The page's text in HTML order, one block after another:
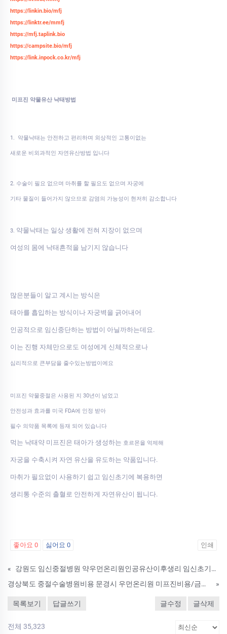
https://linkin.bio/mfj
https://linktr.ee/mmfj
https://mfj.taplink.bio
https://campsite.bio/mfj
https://link.inpock.co.kr/mfj
미프진 약물유산 낙태방법
1. 약물낙태는 안전하고 편리하며 외상적인 고통이없는
새로운 비외과적인 자연유산방법 입니다
2. 수술이 필요 없으며 마취를 할 필요도 없으며 자궁에
기타 물질이 들어가지 않으므로 감염의 가능성이 현저히 감소합니다
3. 약물낙태는 일상 생활에 전혀 지장이 없으며
여성의 몸에 낙태흔적을 남기지 않습니다
많은분들이 알고 계시는 방식은
태아를 흡입하는 방식이나 자궁벽을 긁어내어
인공적으로 임신중단하는 방법이 아닐까하는데요.
이는 진행 자체만으로도 여성에게 신체적으로나
심리적으로 큰부담을 줄수있는방법이에요
미프진 약물중절은 사용된 지 30년이 넘었고
안전성과 효과를 미국 FDA에 인정 받아
필수 의약품 목록에 등재 되어 있습니다
먹는 낙태약 미프진은 태아가 생성하는 호르몬을 억제해
자궁을 수축시켜 자연 유산을 유도하는 약품입니다.
마취가 필요없이 사용하기 쉽고 임신초기에 복용하면
생리통 수준의 출혈로 안전하게 자연유산이 됩니다.
좋아요 0 싫어요 0 인쇄
«
강원도 임신중절병원 약우먼온리원인공유산이후생리 임신초기약물낙­태비용 물낙태수술 철원군 임신중절약 비용 미프진 구입방법 낙태약 복용후관계가능한시기와 낙태확인방법
경상북도 중절수술병원비용 문경시 우먼온리원 미프진비용/금액/후기 임신중절약성분
»
목록보기 답글쓰기 글수정 글삭제
전체 35,323